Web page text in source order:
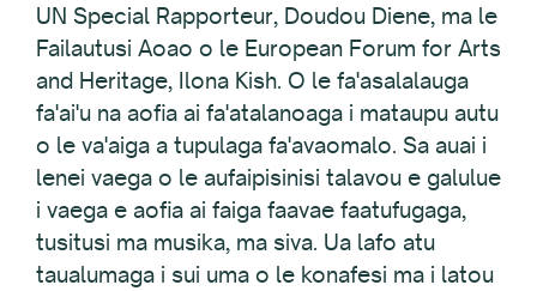
UN Special Rapporteur, Doudou Diene, ma le
Failautusi Aoao o le European Forum for Arts
and Heritage, Ilona Kish. O le fa'asalalauga
fa'ai'u na aofia ai fa'atalanoaga i mataupu autu
o le va'aiga a tupulaga fa'avaomalo. Sa auai i
lenei vaega o le aufaipisinisi talavou e galulue
i vaega e aofia ai faiga faavae faatufugaga,
tusitusi ma musika, ma siva. Ua lafo atu
taualumaga i sui uma o le konafesi ma i latou